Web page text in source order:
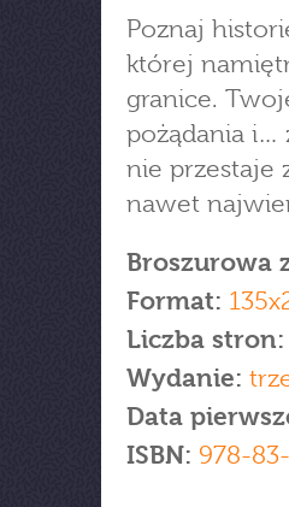
Poznaj
której
granice.
pożądania i…
nie przestaje
nawet
Broszurowa
Format:
Liczba stron:
Wydanie:
Data
ISBN: 978-